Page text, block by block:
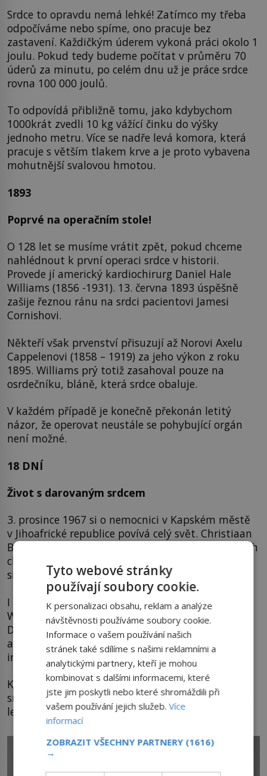
Srdce to opravdu nemá lehké! Zatímco my třeba
odpočíváme nebo spíme, ono pracuje bez
zastavení. Každičkým úderem vykoná práci okolo 1
joulu. Pokud tedy budeme počítat v průměru 70
úderů za minutu, po celém dnu už je práce srdce
rovna 100 000 joulů.
To odpovídá přibližně tomu, jako kdybychom
1000krát zvedli 10 kg vážící činku do výšky
jednoho metru. Více se nadře levá komora, která
pracuje s větším tlakem krve a je proto vybavena
mohutnější svalovou hmotou.
1893
Poprvé na operačním stole!
O 128 let se musíme vrátit zpět, pokud chceme
nahlédnout k první operaci srdce v historii.
Provede jí americký kardiochirurg Daniel Hale
Williams (1856 -1931). 13. června 1893 úspěšně
zašije řeznou ránu na srdci pacientovi Jamesi
Cornishovi.
Někteří však prvenství přisuzují až Norovi Axelu
Cappelenovi (1858 – 1919) za jeho výkon z roku
1895. Williams prý totiž zasahoval pouze na
osrdečníku, bláně, která srdce obaluje.
V každém případě je konečně překonán letitý
názor, že operovat neustále se pohybující orgán
není možné.
18 DNÍ
Život s darovaným srdcem
3. prosince 1967 si o nemocnici v Kapském městě
v Jihoafrické republice povívá celý svět. Christiaan
Barnard (1922-2001) dosahuje hvězdné mety všech
chirurgů – poprvé úspěšně transplantuje lidské
srdce!
I když orgán bezchybně tluče, obchodník Louis
Washkansky po 18 dnech umírá na zápal plic.
Druhý Barnardův pacient, zubař Philip Blaiberg,
ale přežívá již 19 měsíců. Ruku v roce se vývojem
imunodepresiv se šance na přežití zvyšuje.
Když v lednu 1984 proběhne první transplantace
srdce u nás, pacient Josef Divina po ní žije ještě 13
let.
Tyto webové stránky
používají soubory cookie.
K personalizaci obsahu, reklam a analýze
návštěvnosti používáme soubory cookie.
Informace o vašem používání našich
stránek také sdílíme s našimi reklamními a
analytickými partnery, kteří je mohou
kombinovat s dalšími informacemi, které
jste jim poskytli nebo které shromáždili při
vašem používání jejich služeb.Více
informací
ZOBRAZIT VŠECHNY PARTNERY (1616)
→